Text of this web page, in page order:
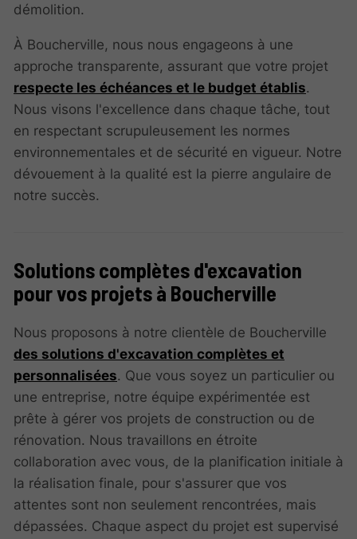
démolition.
À Boucherville, nous nous engageons à une
approche transparente, assurant que votre projet
respecte les échéances et le budget établis.
Nous visons l'excellence dans chaque tâche, tout
en respectant scrupuleusement les normes
environnementales et de sécurité en vigueur. Notre
dévouement à la qualité est la pierre angulaire de
notre succès.
Solutions complètes d'excavation
pour vos projets à Boucherville
Nous proposons à notre clientèle de Boucherville
des solutions d'excavation complètes et
personnalisées. Que vous soyez un particulier ou
une entreprise, notre équipe expérimentée est
prête à gérer vos projets de construction ou de
rénovation. Nous travaillons en étroite
collaboration avec vous, de la planification initiale à
la réalisation finale, pour s'assurer que vos
attentes sont non seulement rencontrées, mais
dépassées. Chaque aspect du projet est supervisé